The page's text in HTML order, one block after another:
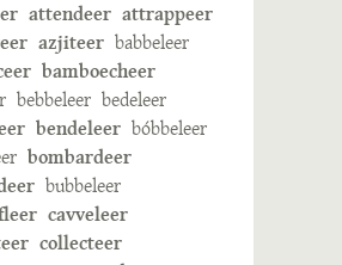
attendeer attrappeer
azjiteer babbeleer
bamboecheer
bebbeleer bedeleer
bendeleer bóbbeleer
bombardeer
bubbeleer
cavveleer
collecteer